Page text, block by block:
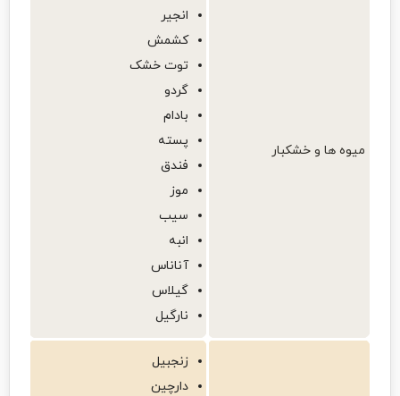
میوه ها و خشکبار
انجیر
کشمش
توت خشک
گردو
بادام
پسته
فندق
موز
سیب
انبه
آناناس
گیلاس
نارگیل
زنجبیل
دارچین